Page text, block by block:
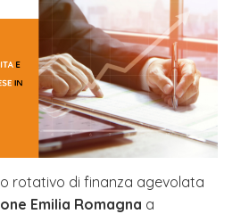
rotativo di finanza agevolata
Emilia Romagna a